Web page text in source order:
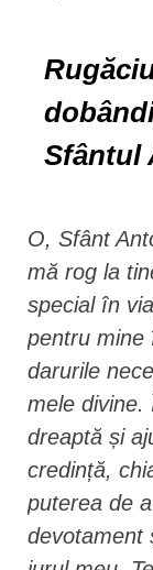
Sfântul
O, Sfânt
mă rog la
special în
pentru mine
darurile
mele divine.
dreaptă și
credință,
puterea de
devotament